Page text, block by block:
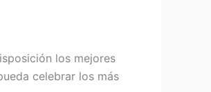
los mejores
celebrar los más